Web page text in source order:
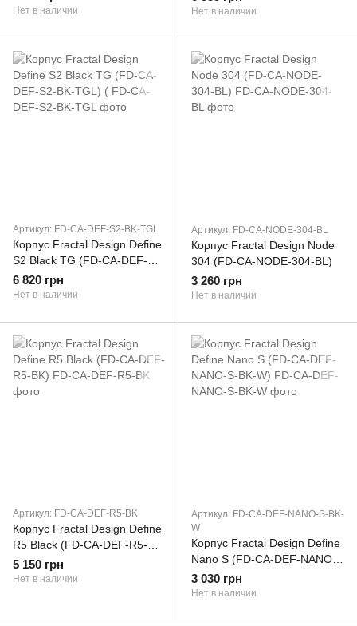
Нет в наличии Нет в наличии
Артикул: FD-CA-DEF-S2-BK-TGL
Корпус Fractal Design Define
S2 Black TG (FD-CA-DEF-S2-
BK-TGL) (
6 820 грн
Нет в наличии
Артикул: FD-CA-NODE-304-BL
Корпус Fractal Design Node
304 (FD-CA-NODE-304-BL)
3 260 грн
Нет в наличии
Артикул: FD-CA-DEF-R5-BK
Корпус Fractal Design Define
R5 Black (FD-CA-DEF-R5-
BK)
5 150 грн
Нет в наличии
Артикул: FD-CA-DEF-NANO-S-BK-
W
Корпус Fractal Design Define
Nano S (FD-CA-DEF-NANO-
S-BK-W)
3 030 грн
Нет в наличии